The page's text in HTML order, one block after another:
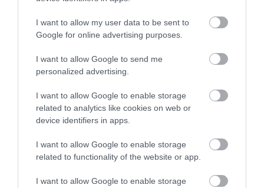
I want to allow my user data to be sent to
Google for online advertising purposes.
I want to allow Google to send me
personalized advertising.
I want to allow Google to enable storage
related to analytics like cookies on web or
device identifiers in apps.
I want to allow Google to enable storage
related to functionality of the website or app.
I want to allow Google to enable storage
Stop Eating These 3 Foods That Are Known to
212 165 276